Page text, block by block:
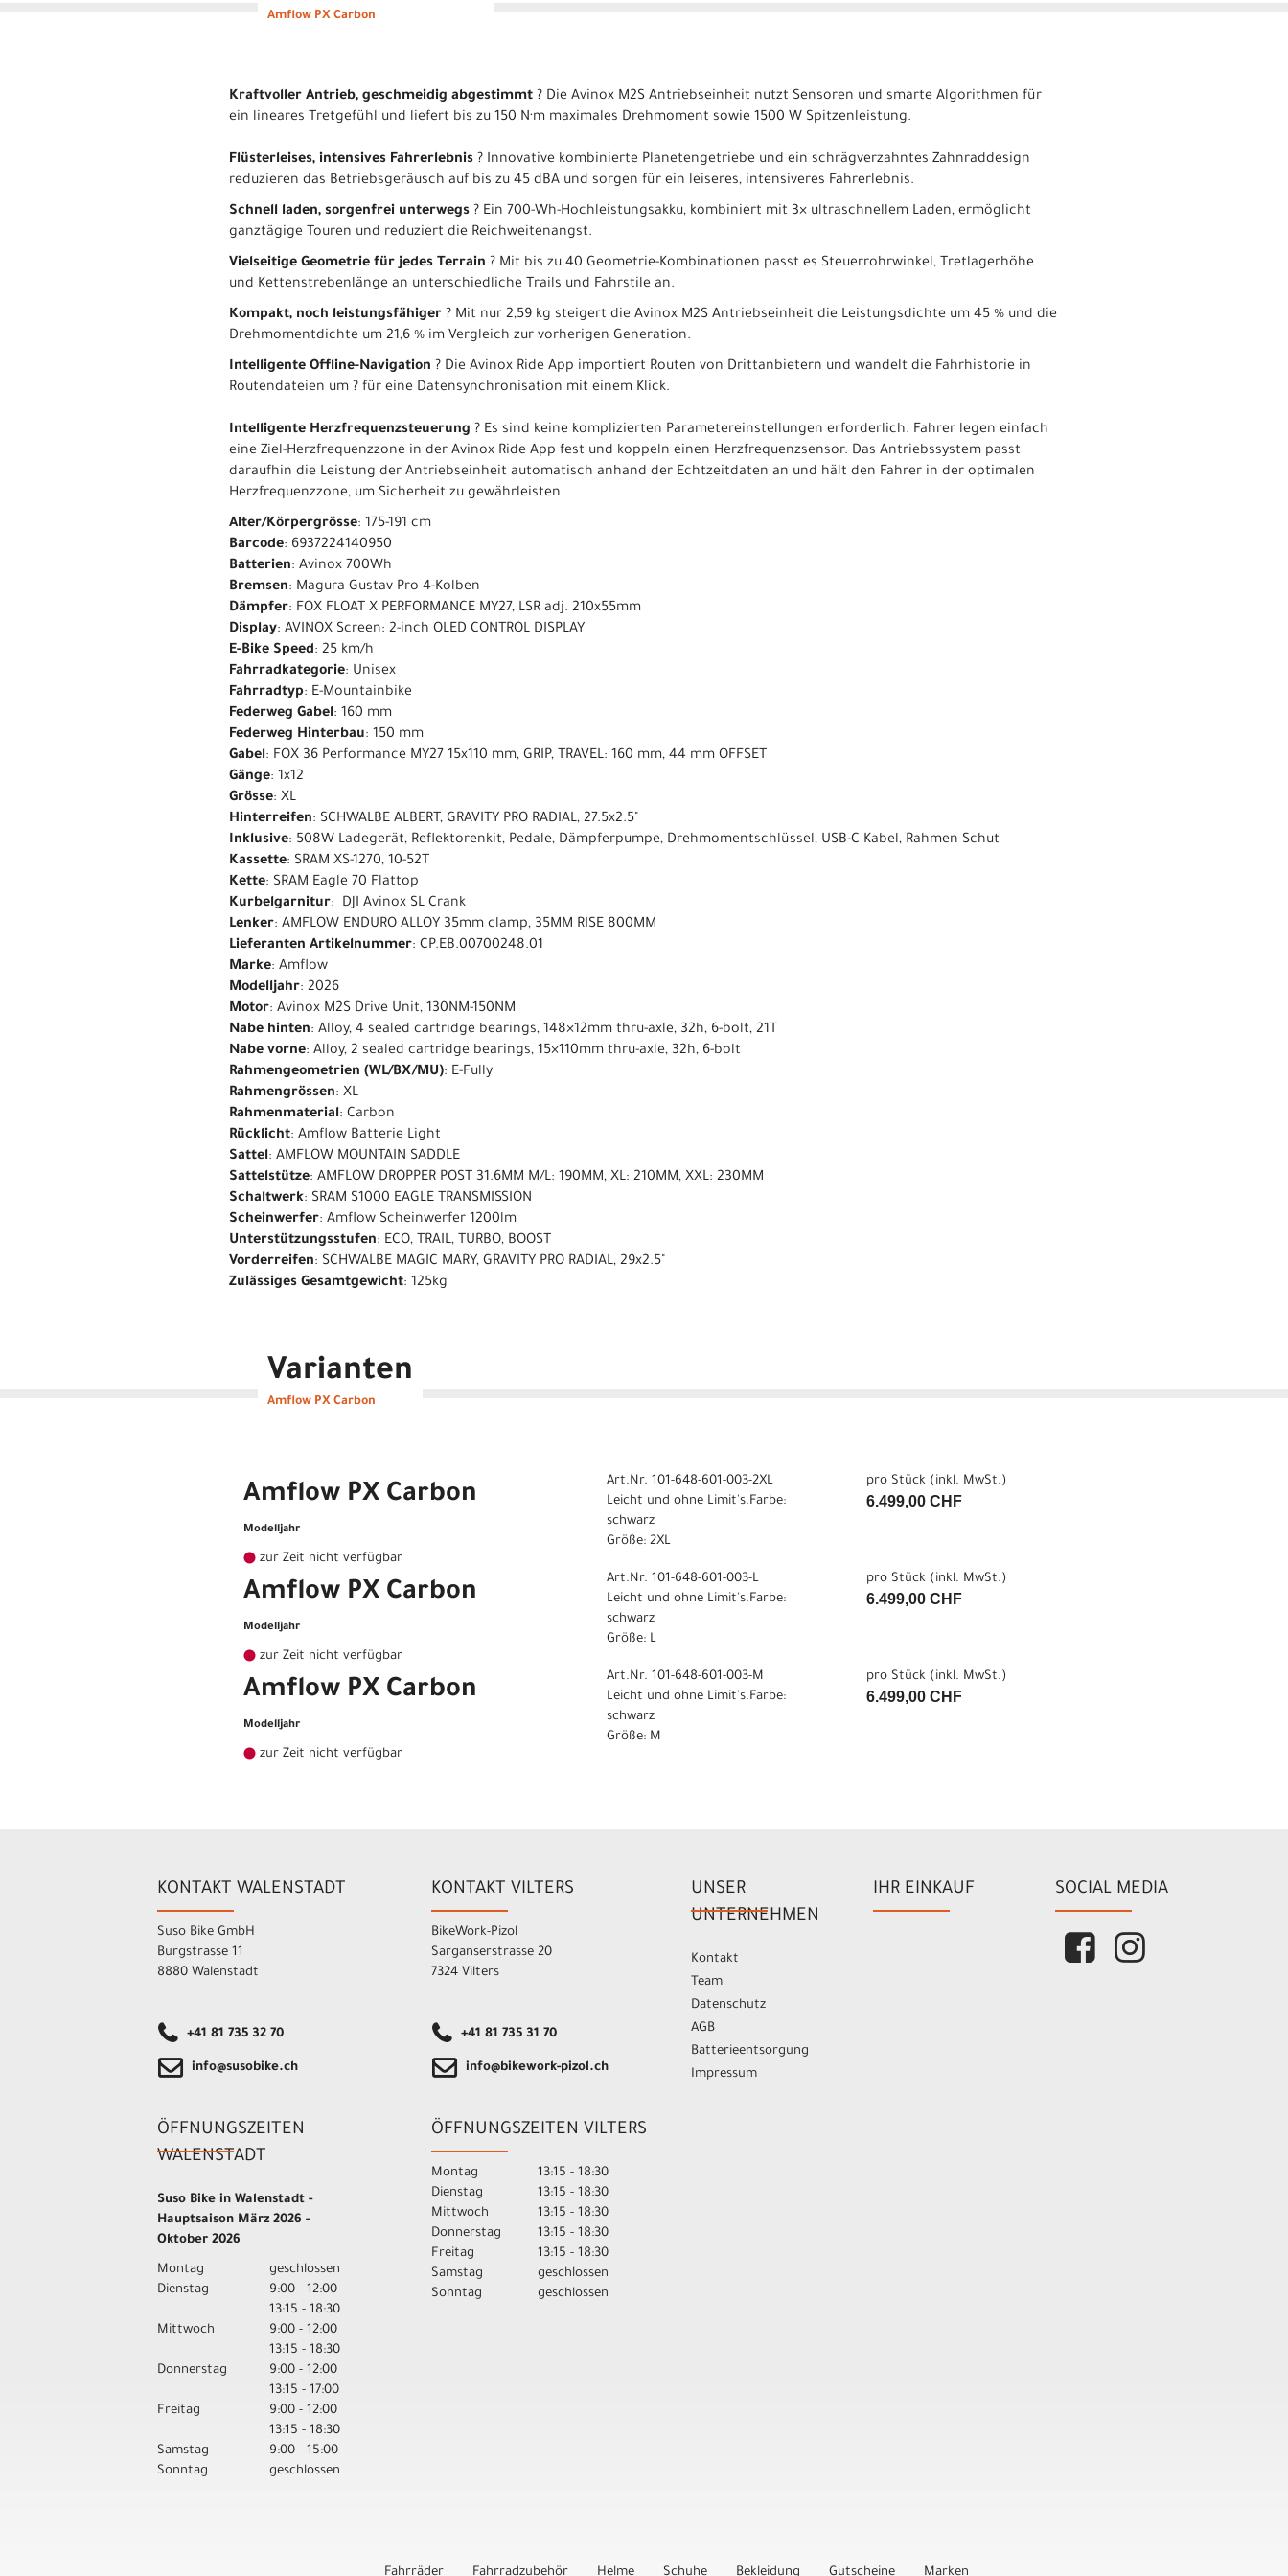
Amflow PX Carbon
Kraftvoller Antrieb, geschmeidig abgestimmt ? Die Avinox M2S Antriebseinheit nutzt Sensoren und smarte Algorithmen für
ein lineares Tretgefühl und liefert bis zu 150 N·m maximales Drehmoment sowie 1500 W Spitzenleistung.
Flüsterleises, intensives Fahrerlebnis ? Innovative kombinierte Planetengetriebe und ein schrägverzahntes Zahnraddesign
reduzieren das Betriebsgeräusch auf bis zu 45 dBA und sorgen für ein leiseres, intensiveres Fahrerlebnis.
Schnell laden, sorgenfrei unterwegs ? Ein 700-Wh-Hochleistungsakku, kombiniert mit 3× ultraschnellem Laden, ermöglicht
ganztägige Touren und reduziert die Reichweitenangst.
Vielseitige Geometrie für jedes Terrain ? Mit bis zu 40 Geometrie-Kombinationen passt es Steuerrohrwinkel, Tretlagerhöhe
und Kettenstrebenlänge an unterschiedliche Trails und Fahrstile an.
Kompakt, noch leistungsfähiger ? Mit nur 2,59 kg steigert die Avinox M2S Antriebseinheit die Leistungsdichte um 45 % und die
Drehmomentdichte um 21,6 % im Vergleich zur vorherigen Generation.
Intelligente Offline-Navigation ? Die Avinox Ride App importiert Routen von Drittanbietern und wandelt die Fahrhistorie in
Routendateien um ? für eine Datensynchronisation mit einem Klick.
Intelligente Herzfrequenzsteuerung ? Es sind keine komplizierten Parametereinstellungen erforderlich. Fahrer legen einfach
eine Ziel-Herzfrequenzzone in der Avinox Ride App fest und koppeln einen Herzfrequenzsensor. Das Antriebssystem passt
daraufhin die Leistung der Antriebseinheit automatisch anhand der Echtzeitdaten an und hält den Fahrer in der optimalen
Herzfrequenzzone, um Sicherheit zu gewährleisten.
Alter/Körpergrösse: 175-191 cm
Barcode: 6937224140950
Batterien: Avinox 700Wh
Bremsen: Magura Gustav Pro 4-Kolben
Dämpfer: FOX FLOAT X PERFORMANCE MY27, LSR adj. 210x55mm
Display: AVINOX Screen: 2-inch OLED CONTROL DISPLAY
E-Bike Speed: 25 km/h
Fahrradkategorie: Unisex
Fahrradtyp: E-Mountainbike
Federweg Gabel: 160 mm
Federweg Hinterbau: 150 mm
Gabel: FOX 36 Performance MY27 15x110 mm, GRIP, TRAVEL: 160 mm, 44 mm OFFSET
Gänge: 1x12
Grösse: XL
Hinterreifen: SCHWALBE ALBERT, GRAVITY PRO RADIAL, 27.5x2.5"
Inklusive: 508W Ladegerät, Reflektorenkit, Pedale, Dämpferpumpe, Drehmomentschlüssel, USB-C Kabel, Rahmen Schut
Kassette: SRAM XS-1270, 10-52T
Kette: SRAM Eagle 70 Flattop
Kurbelgarnitur: DJI Avinox SL Crank
Lenker: AMFLOW ENDURO ALLOY 35mm clamp, 35MM RISE 800MM
Lieferanten Artikelnummer: CP.EB.00700248.01
Marke: Amflow
Modelljahr: 2026
Motor: Avinox M2S Drive Unit, 130NM-150NM
Nabe hinten: Alloy, 4 sealed cartridge bearings, 148×12mm thru-axle, 32h, 6-bolt, 21T
Nabe vorne: Alloy, 2 sealed cartridge bearings, 15×110mm thru-axle, 32h, 6-bolt
Rahmengeometrien (WL/BX/MU): E-Fully
Rahmengrössen: XL
Rahmenmaterial: Carbon
Rücklicht: Amflow Batterie Light
Sattel: AMFLOW MOUNTAIN SADDLE
Sattelstütze: AMFLOW DROPPER POST 31.6MM M/L: 190MM, XL: 210MM, XXL: 230MM
Schaltwerk: SRAM S1000 EAGLE TRANSMISSION
Scheinwerfer: Amflow Scheinwerfer 1200lm
Unterstützungsstufen: ECO, TRAIL, TURBO, BOOST
Vorderreifen: SCHWALBE MAGIC MARY, GRAVITY PRO RADIAL, 29x2.5"
Zulässiges Gesamtgewicht: 125kg
Varianten
Amflow PX Carbon
Amflow PX Carbon
Modelljahr
zur Zeit nicht verfügbar
Art.Nr. 101-648-601-003-2XL
Leicht und ohne Limit's.Farbe:
schwarz
Größe: 2XL
pro Stück (inkl. MwSt.)
6.499,00 CHF
Amflow PX Carbon
Modelljahr
zur Zeit nicht verfügbar
Art.Nr. 101-648-601-003-L
Leicht und ohne Limit's.Farbe:
schwarz
Größe: L
pro Stück (inkl. MwSt.)
6.499,00 CHF
Amflow PX Carbon
Modelljahr
zur Zeit nicht verfügbar
Art.Nr. 101-648-601-003-M
Leicht und ohne Limit's.Farbe:
schwarz
Größe: M
pro Stück (inkl. MwSt.)
6.499,00 CHF
KONTAKT WALENSTADT
Suso Bike GmbH
Burgstrasse 11
8880 Walenstadt
+41 81 735 32 70
info@susobike.ch
ÖFFNUNGSZEITEN
WALENSTADT
Suso Bike in Walenstadt -
Hauptsaison März 2026 -
Oktober 2026
Montag
geschlossen
Dienstag
9:00 - 12:00
13:15 - 18:30
Mittwoch
9:00 - 12:00
13:15 - 18:30
Donnerstag
9:00 - 12:00
13:15 - 17:00
Freitag
9:00 - 12:00
13:15 - 18:30
Samstag
9:00 - 15:00
Sonntag
geschlossen
KONTAKT VILTERS
BikeWork-Pizol
Sarganserstrasse 20
7324 Vilters
+41 81 735 31 70
info@bikework-pizol.ch
ÖFFNUNGSZEITEN VILTERS
Montag
13:15 - 18:30
Dienstag
13:15 - 18:30
Mittwoch
13:15 - 18:30
Donnerstag
13:15 - 18:30
Freitag
13:15 - 18:30
Samstag
geschlossen
Sonntag
geschlossen
UNSER
UNTERNEHMEN
Kontakt
Team
Datenschutz
AGB
Batterieentsorgung
Impressum
IHR EINKAUF SOCIAL MEDIA
Fahrräder Fahrradzubehör Helme Schuhe Bekleidung Gutscheine Marken